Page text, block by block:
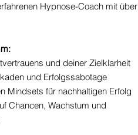
Hypnose-Coach mit
und deiner Zielklarheit
und Erfolgssabotage
Mindsets für nachhaltigen Erfolg
Chancen, Wachstum und